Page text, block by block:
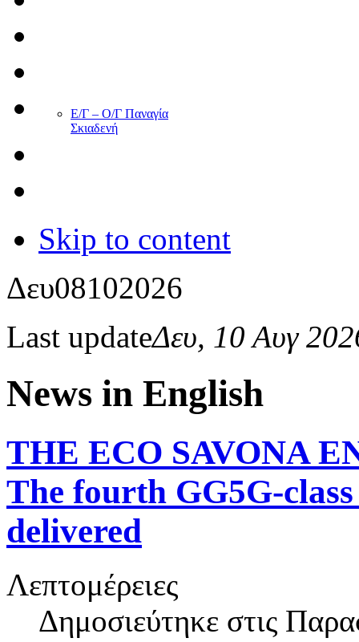
Ε/Γ – Ο/Γ Παναγία
Σκιαδενή
Skip to content
Δευ08102026
Last updateΔευ, 10 Αυγ
News in English
THE ECO SAVONA
The fourth GG5G-
delivered
Λεπτομέρειες
Δημοσιεύτηκε στις